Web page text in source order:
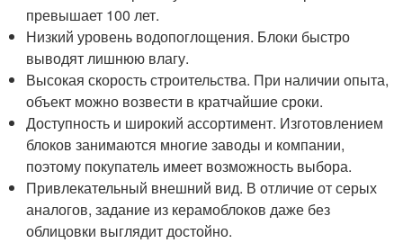
превышает 100 лет.
Низкий уровень водопоглощения. Блоки быстро
выводят лишнюю влагу.
Высокая скорость строительства. При наличии опыта,
объект можно возвести в кратчайшие сроки.
Доступность и широкий ассортимент. Изготовлением
блоков занимаются многие заводы и компании,
поэтому покупатель имеет возможность выбора.
Привлекательный внешний вид. В отличие от серых
аналогов, задание из керамоблоков даже без
облицовки выглядит достойно.